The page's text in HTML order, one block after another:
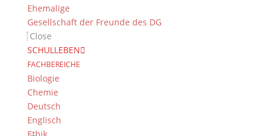
Ehemalige
Gesellschaft der Freunde des DG
Close
SCHULLEBEN
FACHBEREICHE
Biologie
Chemie
Deutsch
Englisch
Suche
Newsarchiv
Newsarchiv